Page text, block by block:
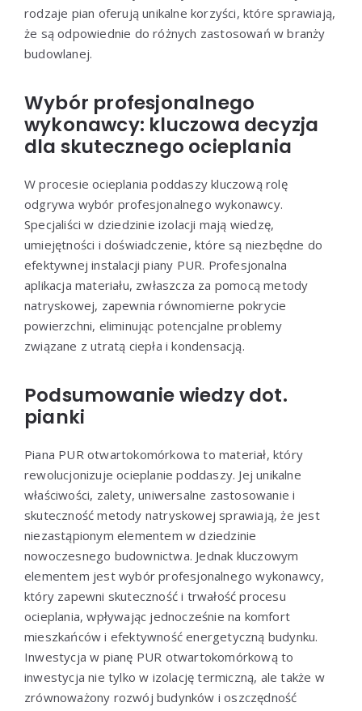
rodzaje pian oferują unikalne korzyści, które sprawiają,
że są odpowiednie do różnych zastosowań w branży
budowlanej.
Wybór profesjonalnego
wykonawcy: kluczowa decyzja
dla skutecznego ocieplania
W procesie ocieplania poddaszy kluczową rolę
odgrywa wybór profesjonalnego wykonawcy.
Specjaliści w dziedzinie izolacji mają wiedzę,
umiejętności i doświadczenie, które są niezbędne do
efektywnej instalacji piany PUR. Profesjonalna
aplikacja materiału, zwłaszcza za pomocą metody
natryskowej, zapewnia równomierne pokrycie
powierzchni, eliminując potencjalne problemy
związane z utratą ciepła i kondensacją.
Podsumowanie wiedzy dot.
pianki
Piana PUR otwartokomórkowa to materiał, który
rewolucjonizuje ocieplanie poddaszy. Jej unikalne
właściwości, zalety, uniwersalne zastosowanie i
skuteczność metody natryskowej sprawiają, że jest
niezastąpionym elementem w dziedzinie
nowoczesnego budownictwa. Jednak kluczowym
elementem jest wybór profesjonalnego wykonawcy,
który zapewni skuteczność i trwałość procesu
ocieplania, wpływając jednocześnie na komfort
mieszkańców i efektywność energetyczną budynku.
Inwestycja w pianę PUR otwartokomórkową to
inwestycja nie tylko w izolację termiczną, ale także w
zrównoważony rozwój budynków i oszczędność